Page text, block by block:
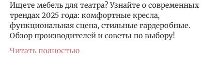
Ищете мебель для театра? Узнайте о современных
трендах 2025 года: комфортные кресла,
функциональная сцена, стильные гардеробные.
Обзор производителей и советы по выбору!
Читать полностью